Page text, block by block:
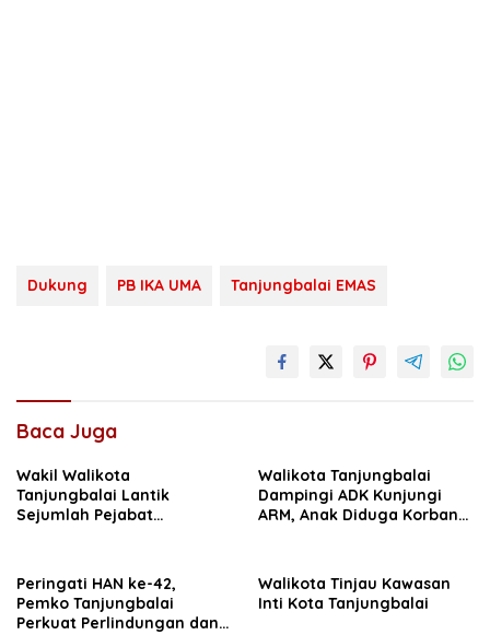
Dukung PB IKA UMA Tanjungbalai EMAS
Baca Juga
Wakil Walikota
Tanjungbalai Lantik
Sejumlah Pejabat
Puskesmas
Walikota Tanjungbalai
Dampingi ADK Kunjungi
ARM, Anak Diduga Korban
Peringati HAN ke-42,
Pemko Tanjungbalai
Perkuat Perlindungan dan
Walikota Tinjau Kawasan
Inti Kota Tanjungbalai